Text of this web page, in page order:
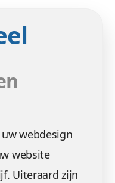
webdesign
website
Uiteraard zijn